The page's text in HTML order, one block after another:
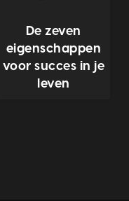
De zeven
eigenschappen
voor succes in je
leven